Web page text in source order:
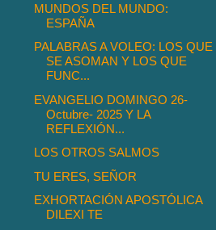
MUNDOS DEL MUNDO:
ESPAÑA
PALABRAS A VOLEO: LOS QUE
SE ASOMAN Y LOS QUE
FUNC...
EVANGELIO DOMINGO 26-
Octubre- 2025 Y LA
REFLEXIÓN...
LOS OTROS SALMOS
TU ERES, SEÑOR
EXHORTACIÓN APOSTÓLICA
DILEXI TE